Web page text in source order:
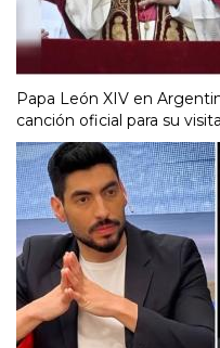
Papa León XIV en
canción oficial para su visita